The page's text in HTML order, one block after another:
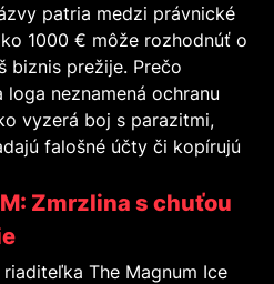
patria medzi právnické
1000 € môže rozhodnúť o
biznis prežije. Prečo
loga neznamená ochranu
vyzerá boj s parazitmi,
falošné účty či kopírujú
Zmrzlina s chuťou
riaditeľka The Magnum Ice